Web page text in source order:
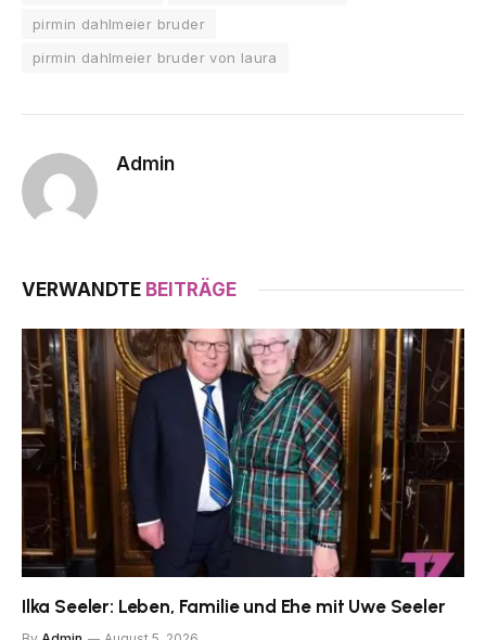
pirmin dahlmeier bruder
pirmin dahlmeier bruder von laura
Admin
VERWANDTE BEITRÄGE
Ilka Seeler: Leben, Familie und Ehe mit Uwe Seeler